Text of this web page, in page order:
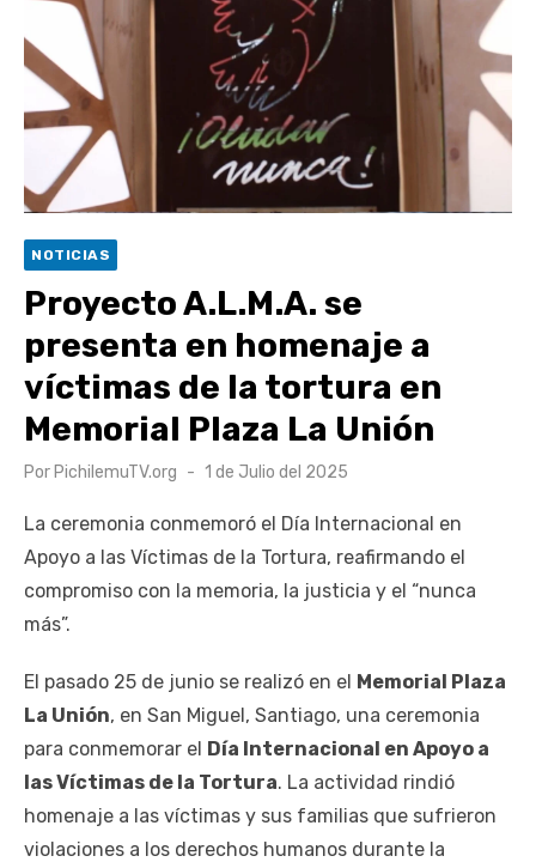
escuela comunitaria
Cóctel de Sábado: Emprendimiento y floricultura con María
Lina Fermandois y Luis Polanco
Seis comunas de O’Higgins inician la construcción
participativa del Plan Local de Restauración del Secano
Costero Nilahue
segunda clasificatoria
Retrospectiva 2026 | Capítulo 03: lessons on flight – Cecilia
Araneda
NOTICIAS
Proyecto A.L.M.A. se
presenta en homenaje a
víctimas de la tortura en
Memorial Plaza La Unión
Por PichilemuTV.org
Publicado
1 de Julio del 2025
La ceremonia conmemoró el Día Internacional en
Apoyo a las Víctimas de la Tortura, reafirmando el
compromiso con la memoria, la justicia y el “nunca
más”.
El pasado 25 de junio se realizó en el Memorial Plaza
La Unión, en San Miguel, Santiago, una ceremonia
para conmemorar el Día Internacional en Apoyo a
las Víctimas de la Tortura. La actividad rindió
homenaje a las víctimas y sus familias que sufrieron
violaciones a los derechos humanos durante la